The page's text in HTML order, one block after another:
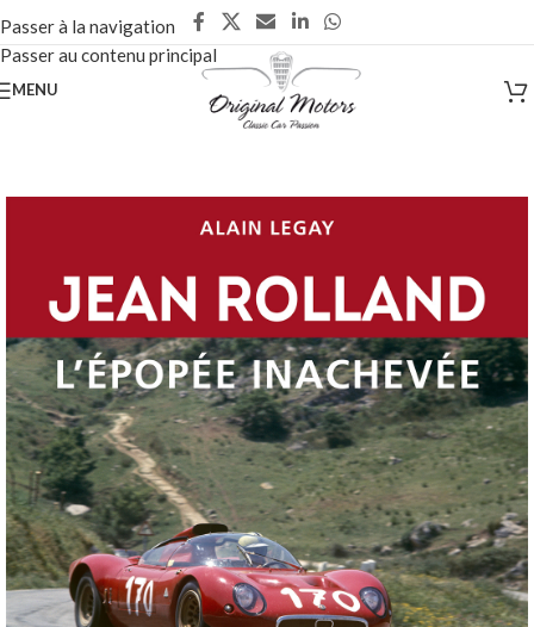
Passer à la navigation
Passer au contenu principal
MENU